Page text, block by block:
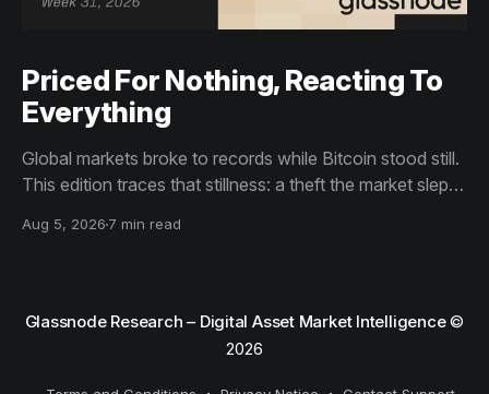
Priced For Nothing, Reacting To
Everything
Global markets broke to records while Bitcoin stood still.
This edition traces that stillness: a theft the market slept
than capitulation, and an options market priced for
Aug 5, 2026 7 min read
Glassnode Research – Digital Asset Market Intelligence©
2026